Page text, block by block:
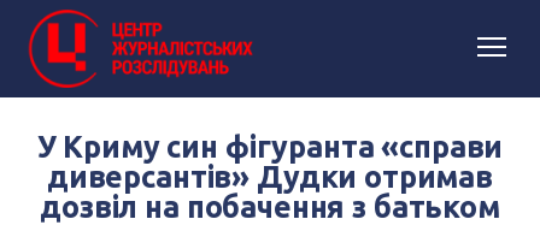
У Криму син фігуранта «справи
диверсантів» Дудки отримав
дозвіл на побачення з батьком